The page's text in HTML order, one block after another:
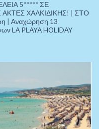
5***** ΣΕ
ΧΑΛΚΙΔΙΚΗΣ! | ΣΤΟ
| Αναχώρηση 13
LA PLAYA HOLIDAY